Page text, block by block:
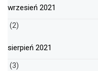
wrzesień 2021
(2)
sierpień 2021
(3)